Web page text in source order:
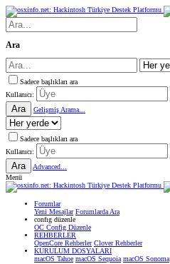
Ara
Sadece başlıkları ara
Kullanıcı:
Ara Gelişmiş Arama...
Sadece başlıkları ara
Kullanıcı:
Ara
Advanced...
Menü
Forumlar
Yeni Mesajlar Forumlarda Ara
confıg düzenle
OC Config Düzenle
REHBERLER
OpenCore Rehberler Clover Rehberler
KURULUM DOSYALARI
macOS Tahoe macOS Sequoia macOS Sonoma